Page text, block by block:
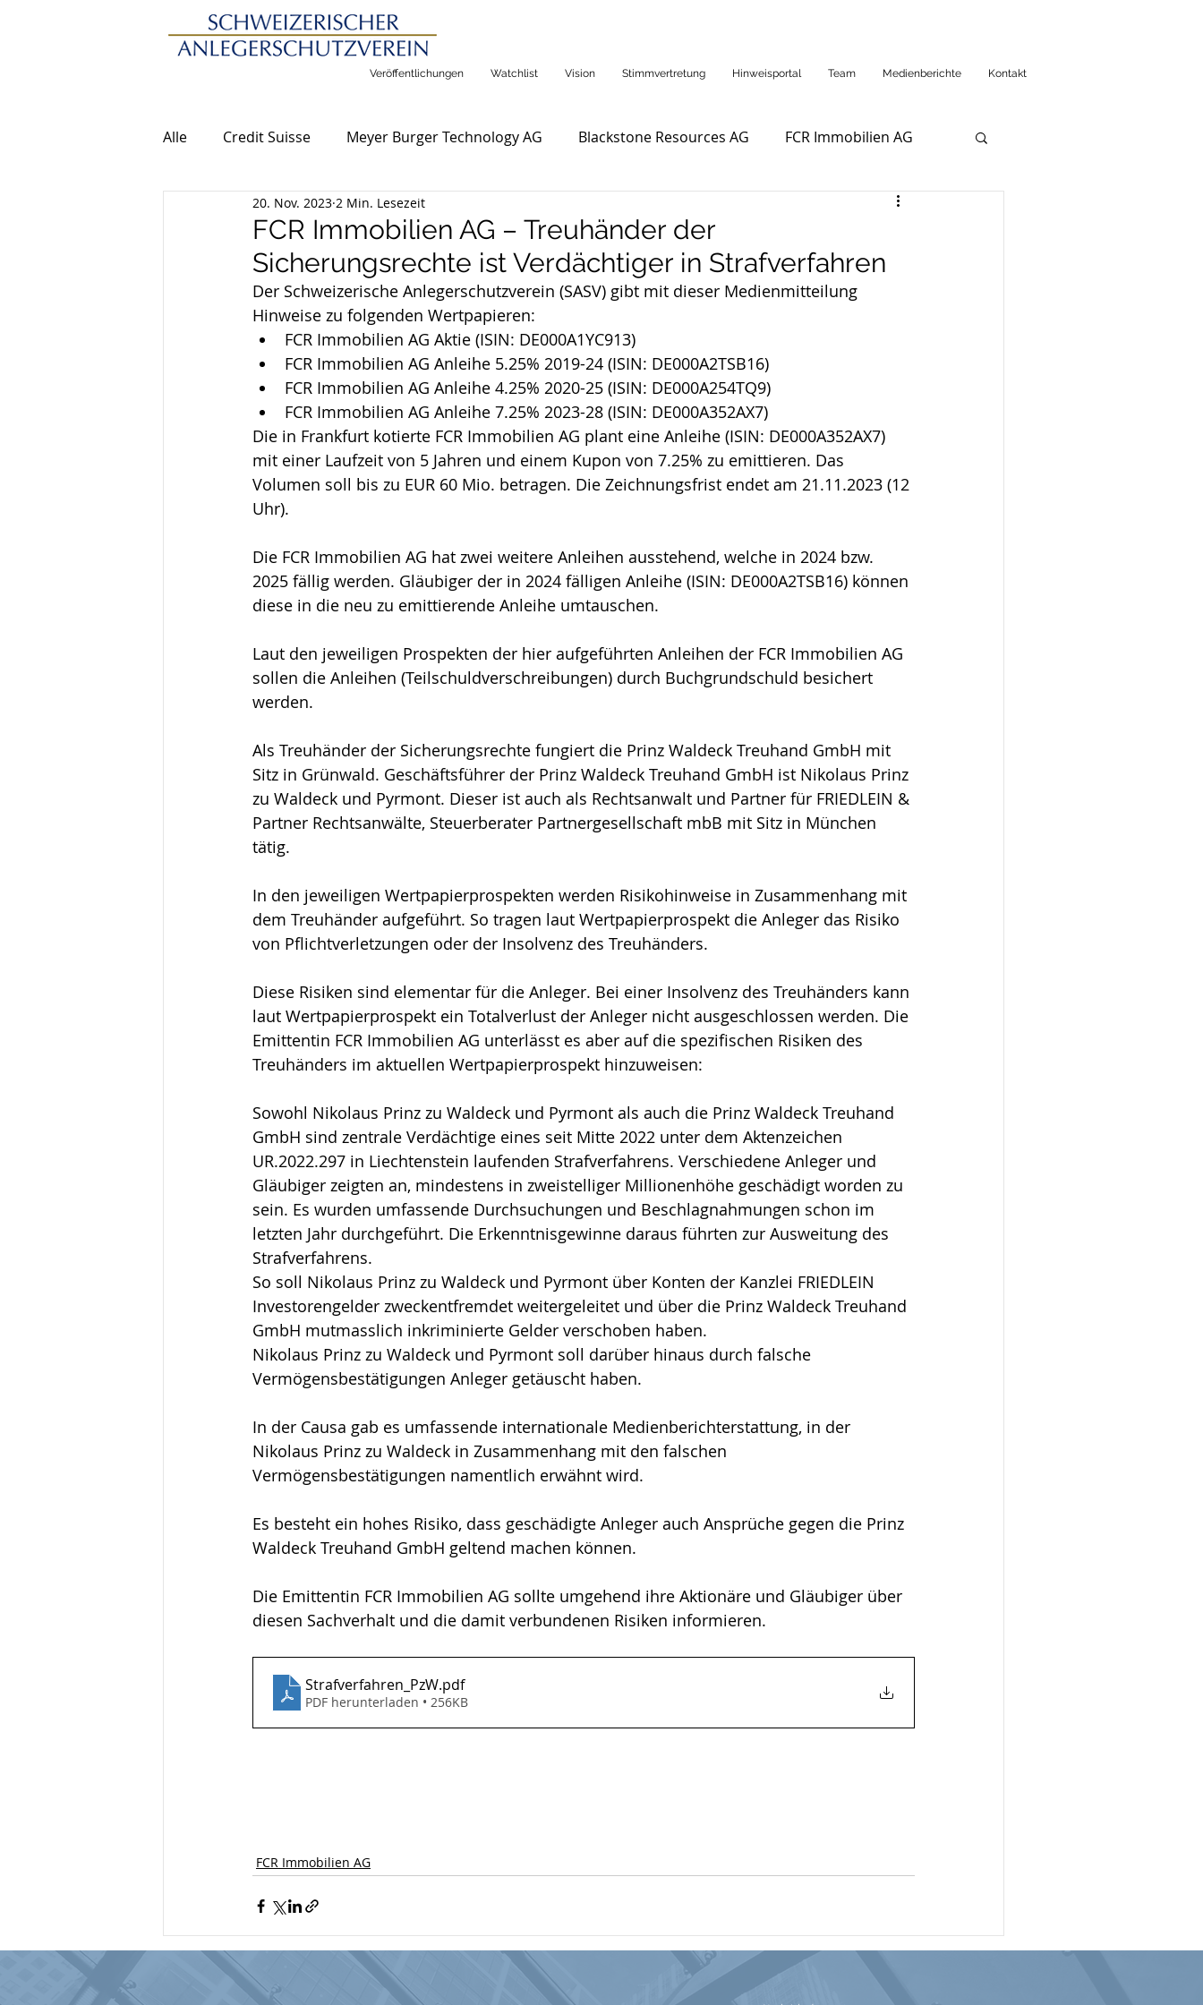
Veröffentlichungen Watchlist Vision Stimmvertretung Hinweisportal Team Medienberichte Kontakt
Alle Credit Suisse Meyer Burger Technology AG Blackstone Resources AG FCR Immobilien AG
Allgemeine Meldungen
FCR Immobilien AG – Treuhänder der
Sicherungsrechte ist Verdächtiger in Strafverfahren
20. Nov. 2023 2 Min. Lesezeit
Der Schweizerische Anlegerschutzverein (SASV) gibt mit dieser Medienmitteilung
Hinweise zu folgenden Wertpapieren:
FCR Immobilien AG Aktie (ISIN: DE000A1YC913)
FCR Immobilien AG Anleihe 5.25% 2019-24 (ISIN: DE000A2TSB16)
FCR Immobilien AG Anleihe 4.25% 2020-25 (ISIN: DE000A254TQ9)
FCR Immobilien AG Anleihe 7.25% 2023-28 (ISIN: DE000A352AX7)
Die in Frankfurt kotierte FCR Immobilien AG plant eine Anleihe (ISIN: DE000A352AX7)
mit einer Laufzeit von 5 Jahren und einem Kupon von 7.25% zu emittieren. Das
Volumen soll bis zu EUR 60 Mio. betragen. Die Zeichnungsfrist endet am 21.11.2023 (12
Uhr).
Die FCR Immobilien AG hat zwei weitere Anleihen ausstehend, welche in 2024 bzw.
2025 fällig werden. Gläubiger der in 2024 fälligen Anleihe (ISIN: DE000A2TSB16) können
diese in die neu zu emittierende Anleihe umtauschen.
Laut den jeweiligen Prospekten der hier aufgeführten Anleihen der FCR Immobilien AG
sollen die Anleihen (Teilschuldverschreibungen) durch Buchgrundschuld besichert
werden.
Als Treuhänder der Sicherungsrechte fungiert die Prinz Waldeck Treuhand GmbH mit
Sitz in Grünwald. Geschäftsführer der Prinz Waldeck Treuhand GmbH ist Nikolaus Prinz
zu Waldeck und Pyrmont. Dieser ist auch als Rechtsanwalt und Partner für FRIEDLEIN &
Partner Rechtsanwälte, Steuerberater Partnergesellschaft mbB mit Sitz in München
tätig.
In den jeweiligen Wertpapierprospekten werden Risikohinweise in Zusammenhang mit
dem Treuhänder aufgeführt. So tragen laut Wertpapierprospekt die Anleger das Risiko
von Pflichtverletzungen oder der Insolvenz des Treuhänders.
Diese Risiken sind elementar für die Anleger. Bei einer Insolvenz des Treuhänders kann
laut Wertpapierprospekt ein Totalverlust der Anleger nicht ausgeschlossen werden. Die
Emittentin FCR Immobilien AG unterlässt es aber auf die spezifischen Risiken des
Treuhänders im aktuellen Wertpapierprospekt hinzuweisen:
Sowohl Nikolaus Prinz zu Waldeck und Pyrmont als auch die Prinz Waldeck Treuhand
GmbH sind zentrale Verdächtige eines seit Mitte 2022 unter dem Aktenzeichen
UR.2022.297 in Liechtenstein laufenden Strafverfahrens. Verschiedene Anleger und
Gläubiger zeigten an, mindestens in zweistelliger Millionenhöhe geschädigt worden zu
sein. Es wurden umfassende Durchsuchungen und Beschlagnahmungen schon im
letzten Jahr durchgeführt. Die Erkenntnisgewinne daraus führten zur Ausweitung des
Strafverfahrens.
So soll Nikolaus Prinz zu Waldeck und Pyrmont über Konten der Kanzlei FRIEDLEIN
Investorengelder zweckentfremdet weitergeleitet und über die Prinz Waldeck Treuhand
GmbH mutmasslich inkriminierte Gelder verschoben haben.
Nikolaus Prinz zu Waldeck und Pyrmont soll darüber hinaus durch falsche
Vermögensbestätigungen Anleger getäuscht haben.
In der Causa gab es umfassende internationale Medienberichterstattung, in der
Nikolaus Prinz zu Waldeck in Zusammenhang mit den falschen
Vermögensbestätigungen namentlich erwähnt wird.
Es besteht ein hohes Risiko, dass geschädigte Anleger auch Ansprüche gegen die Prinz
Waldeck Treuhand GmbH geltend machen können.
Die Emittentin FCR Immobilien AG sollte umgehend ihre Aktionäre und Gläubiger über
diesen Sachverhalt und die damit verbundenen Risiken informieren.
Strafverfahren_PzW.pdf
PDF herunterladen • 256KB
FCR Immobilien AG